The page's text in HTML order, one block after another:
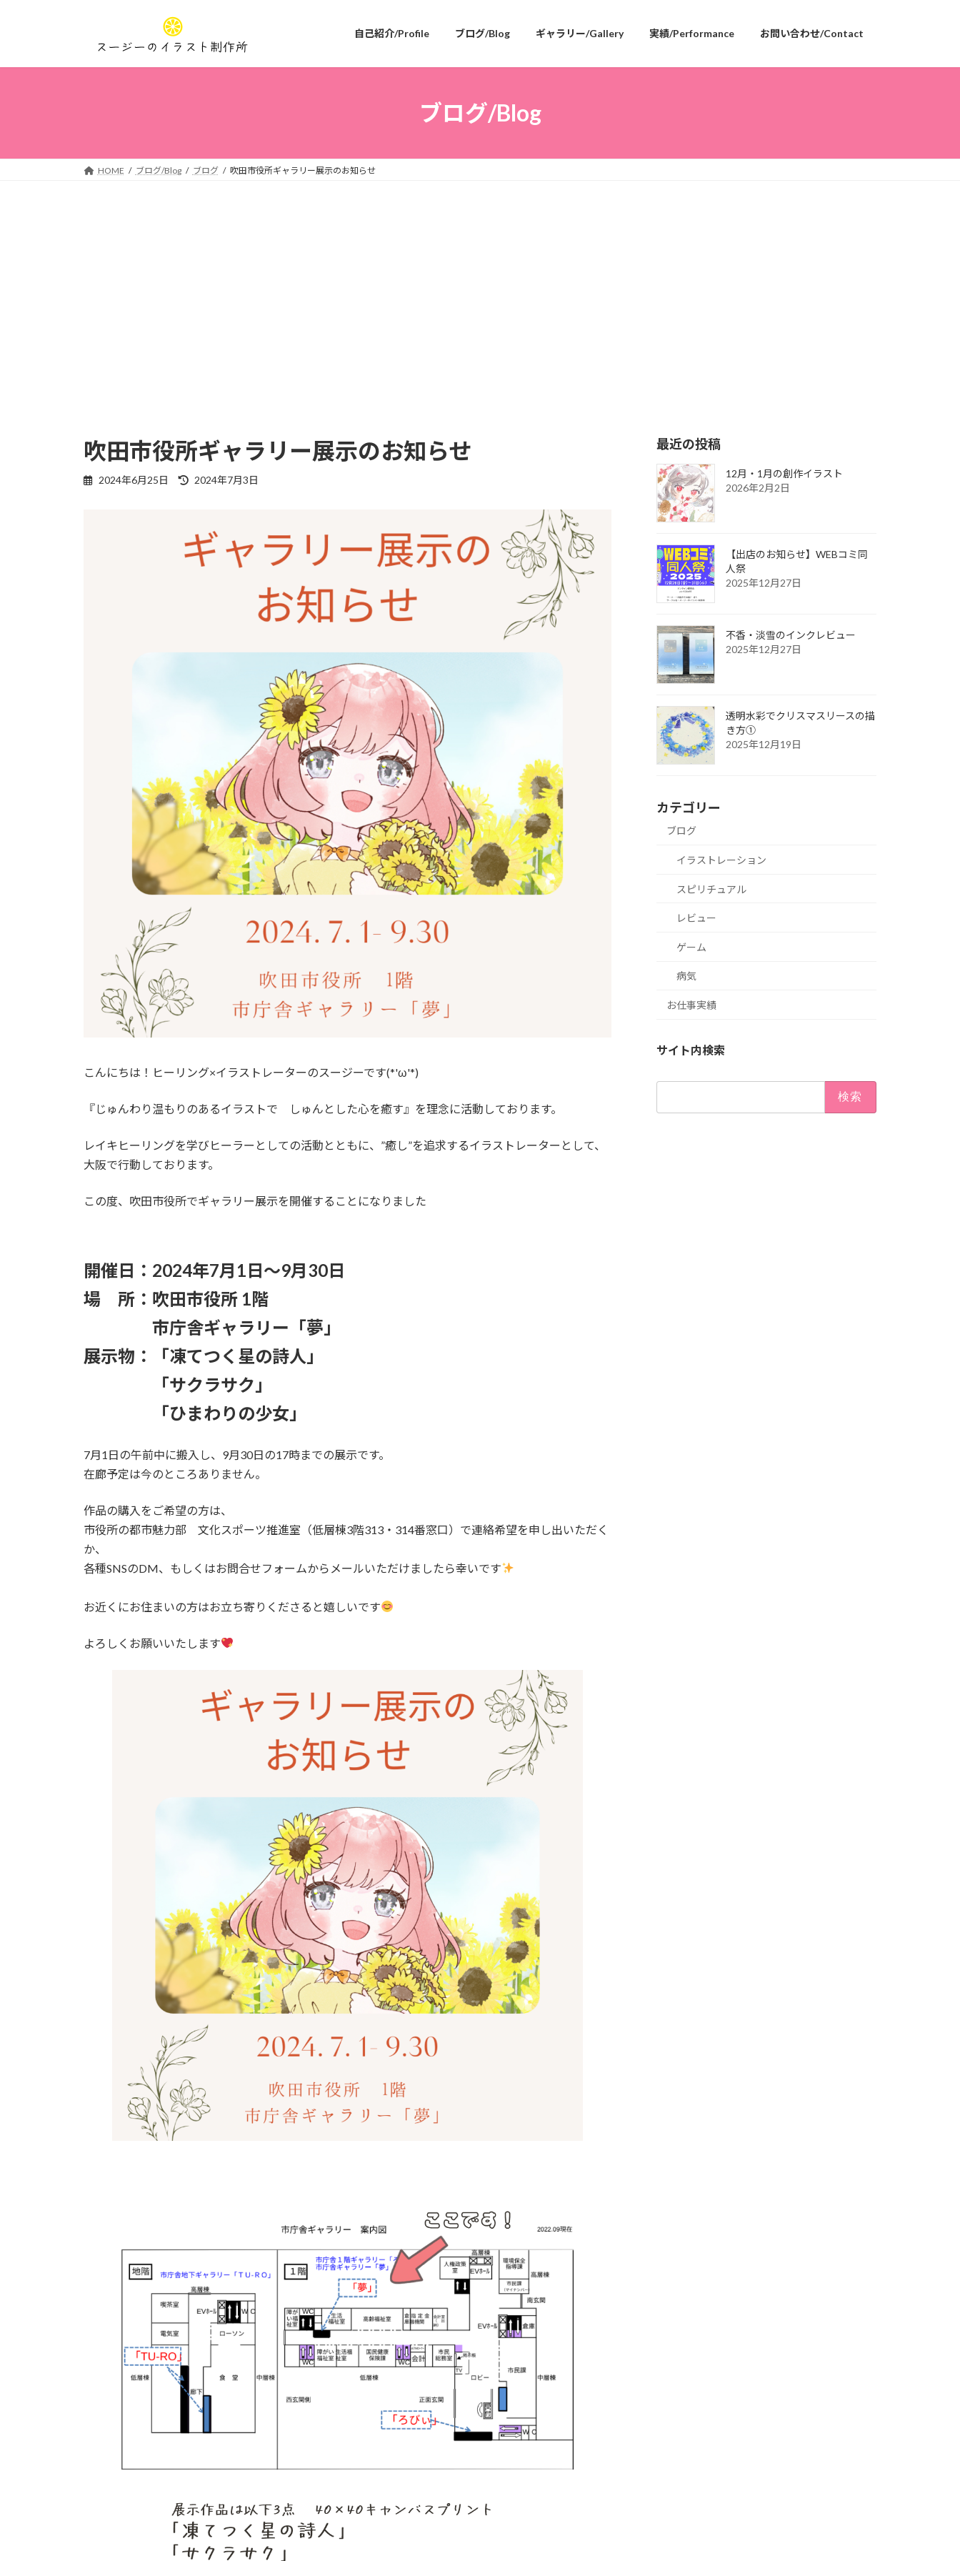
プ
動
自己紹介/Profile ブログ/Blog ギャラリー/Gallery 実績/Performance お問い合わせ/Contact
ブログ/Blog
HOME ブログ/Blog ブログ 吹田市役所ギャラリー展示のお知らせ
吹田市役所ギャラリー展示のお知らせ
2024年6月25日
最
日
時
2024年7月3日
こんにちは！ヒーリング×イラストレーターのスージーです(*'ω'*)
『じゅんわり温もりのあるイラストで しゅんとした心を癒す』を理念に活動しております。
レイキヒーリングを学びヒーラーとしての活動とともに、”癒し”を追求するイラストレーターとして、
大阪で行動しております。
この度、吹田市役所でギャラリー展示を開催することになりました
開催日：2024年7月1日～9月30日
場 所：吹田市役所 1階
市庁舎ギャラリー「夢」
展示物：「凍てつく星の詩人」
「サクラサク」
「ひまわりの少女」
7月1日の午前中に搬入し、9月30日の17時までの展示です。
在廊予定は今のところありません。
作品の購入をご希望の方は、
市役所の都市魅力部 文化スポーツ推進室（低層棟3階313・314番窓口）で連絡希望を申し出いただく
か、
各種SNSのDM、もしくはお問合せフォームからメールいただけましたら幸いです
お近くにお住まいの方はお立ち寄りくださると嬉しいです
よろしくお願いいたします
最近の投稿
12月・1月の創作イラスト
2026年2月2日
【出店のお知らせ】WEBコミ同
人祭
2025年12月27日
不香・淡雪のインクレビュー
2025年12月27日
透明水彩でクリスマスリースの描
き方①
2025年12月19日
カテゴリー
ブログ
イラストレーション
スピリチュアル
レビュー
ゲーム
病気
お仕事実績
サイト内検索